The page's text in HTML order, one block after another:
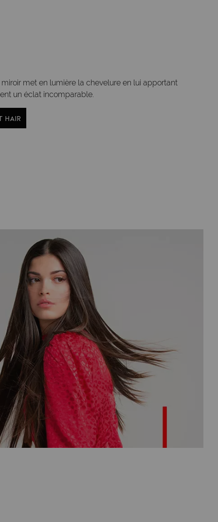
miroir met en lumière la chevelure en lui apportant
un éclat incomparable.
HAIR